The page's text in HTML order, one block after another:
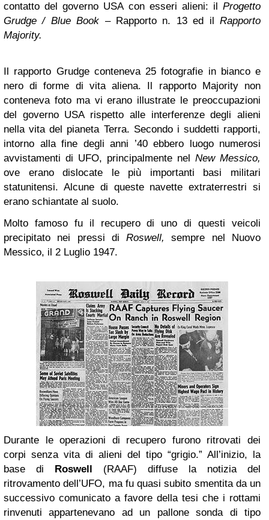
contatto del governo USA con esseri alieni: il Progetto
Grudge / Blue Book – Rapporto n. 13 ed ilRapporto
Majority.
Il rapporto Grudge conteneva25 fotografie in bianco e
nero di forme di vita aliena. Il rapporto Majority non
conteneva foto ma vi erano illustrate le preoccupazioni
del governo USA rispetto alle interferenze degli alieni
nella vita del pianeta Terra. Secondo i suddetti rapporti,
intorno alla fine degli anni ’40 ebbero luogo numerosi
avvistamenti di UFO, principalmente nel New Messico,
ove erano dislocate le più importanti basi militari
statunitensi. Alcune di queste navette extraterrestri si
erano schiantate al suolo.
Molto famoso fu il recupero di uno di questi veicoli
precipitato nei pressi diRoswell,sempre nel Nuovo
Messico, il 2 Luglio 1947.
Durante le operazioni di recupero furono ritrovati dei
corpi senza vita di alieni del tipo “grigio.” All’inizio, la
base di Roswell (RAAF) diffuse la notizia del
ritrovamento dell’UFO, ma fu quasi subito smentita da un
successivo comunicato a favore della tesi che i rottami
rinvenuti appartenevano ad un pallone sonda di tipo